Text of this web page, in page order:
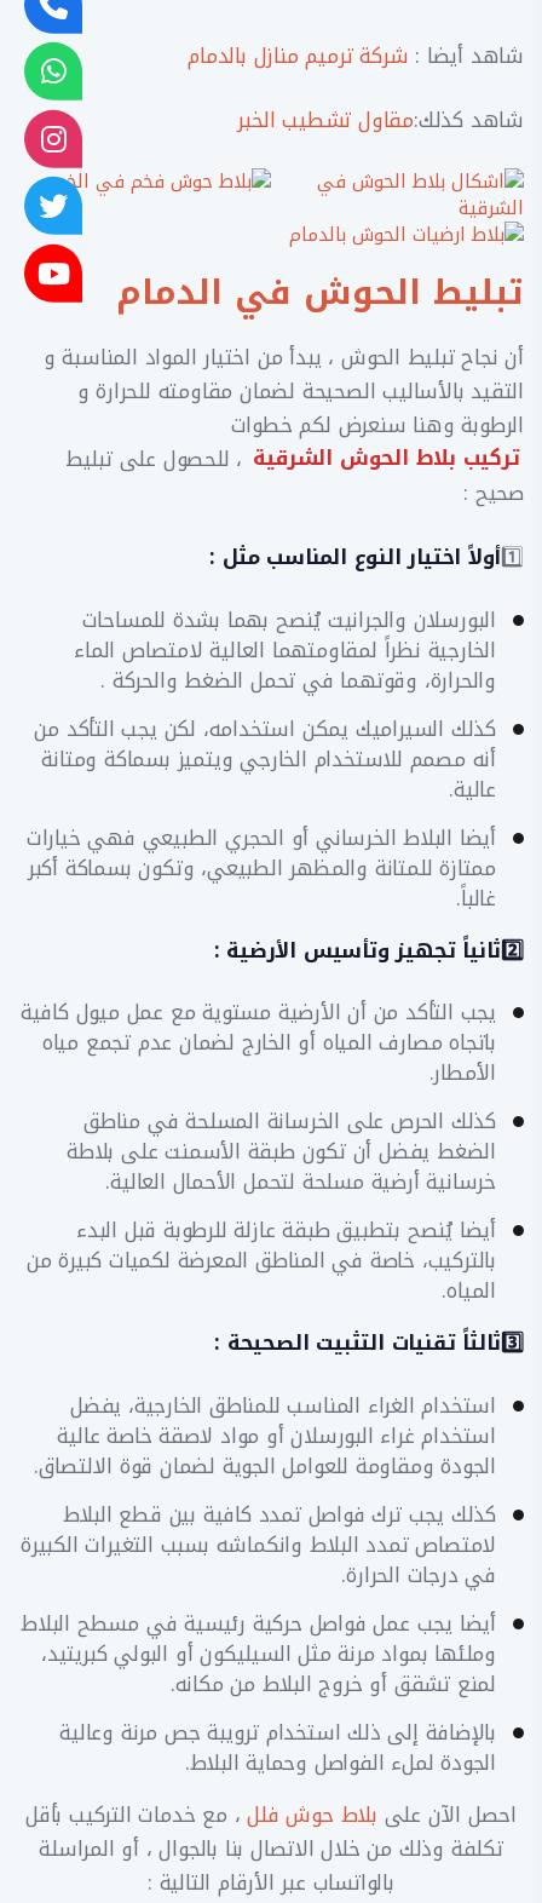
شاهد أيضا : شركة ترميم منازل بالدمام
شاهد كذلك:مقاول تشطيب الخبر
تبليط الحوش في الدمام
أن نجاح تبليط الحوش ، يبدأ من اختيار المواد المناسبة و
التقيد بالأساليب الصحيحة لضمان مقاومته للحرارة و
الرطوبة وهنا سنعرض لكم خطوات
تركيب بلاط الحوش الشرقية ، للحصول على تبليط
صحيح :
1️⃣أولاً اختيار النوع المناسب مثل :
​البورسلان والجرانيت يُنصح بهما بشدة للمساحات
الخارجية نظراً لمقاومتهما العالية لامتصاص الماء
والحرارة، وقوتهما في تحمل الضغط والحركة .
​كذلك السيراميك يمكن استخدامه، لكن يجب التأكد من
أنه مصمم للاستخدام الخارجي ويتميز بسماكة ومتانة
عالية.
​أيضا البلاط الخرساني أو الحجري الطبيعي فهي خيارات
ممتازة للمتانة والمظهر الطبيعي، وتكون بسماكة أكبر
غالباً.
​2️⃣ثانياً تجهيز وتأسيس الأرضية :
​يجب التأكد من أن الأرضية مستوية مع عمل ميول كافية
باتجاه مصارف المياه أو الخارج لضمان عدم تجمع مياه
الأمطار.
​كذلك الحرص على الخرسانة المسلحة في مناطق
الضغط يفضل أن تكون طبقة الأسمنت على بلاطة
خرسانية أرضية مسلحة لتحمل الأحمال العالية.
​أيضا يُنصح بتطبيق طبقة عازلة للرطوبة قبل البدء
بالتركيب، خاصة في المناطق المعرضة لكميات كبيرة من
المياه.
​3️⃣ثالثاً تقنيات التثبيت الصحيحة :
​استخدام الغراء المناسب للمناطق الخارجية، يفضل
استخدام غراء البورسلان أو مواد لاصقة خاصة عالية
الجودة ومقاومة للعوامل الجوية لضمان قوة الالتصاق.
​كذلك يجب ترك فواصل تمدد كافية بين قطع البلاط
لامتصاص تمدد البلاط وانكماشه بسبب التغيرات الكبيرة
في درجات الحرارة.
​أيضا يجب عمل فواصل حركية رئيسية في مسطح البلاط
وملئها بمواد مرنة مثل السيليكون أو البولي كبريتيد،
لمنع تشقق أو خروج البلاط من مكانه.
​بالإضافة إلى ذلك استخدام ترويبة جص مرنة وعالية
الجودة لملء الفواصل وحماية البلاط.
احصل الآن على بلاط حوش فلل، مع خدمات التركيب بأقل
تكلفة وذلك من خلال الاتصال بنا بالجوال ، أو المراسلة
بالواتساب عبر الأرقام التالية :